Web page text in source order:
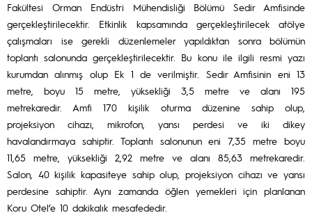
Fakültesi Orman Endüstri Mühendisliği Bölümü Sedir Amfisinde
gerçekleştirilecektir. Etkinlik kapsamında gerçekleştirilecek atölye
çalışmaları ise gerekli düzenlemeler yapıldıktan sonra bölümün
toplantı salonunda gerçekleştirilecektir. Bu konu ile ilgili resmi yazı
kurumdan alınmış olup Ek 1 de verilmiştir. Sedir Amfisinin eni 13
metre, boyu 15 metre, yüksekliği 3,5 metre ve alanı 195
metrekaredir. Amfi 170 kişilik oturma düzenine sahip olup,
projeksiyon cihazı, mikrofon, yansı perdesi ve iki dikey
havalandırmaya sahiptir. Toplantı salonunun eni 7,35 metre boyu
11,65 metre, yüksekliği 2,92 metre ve alanı 85,63 metrekaredir.
Salon, 40 kişilik kapasiteye sahip olup, projeksiyon cihazı ve yansı
perdesine sahiptir. Aynı zamanda öğlen yemekleri için planlanan
Koru Otel’e 10 dakikalık mesafededir.